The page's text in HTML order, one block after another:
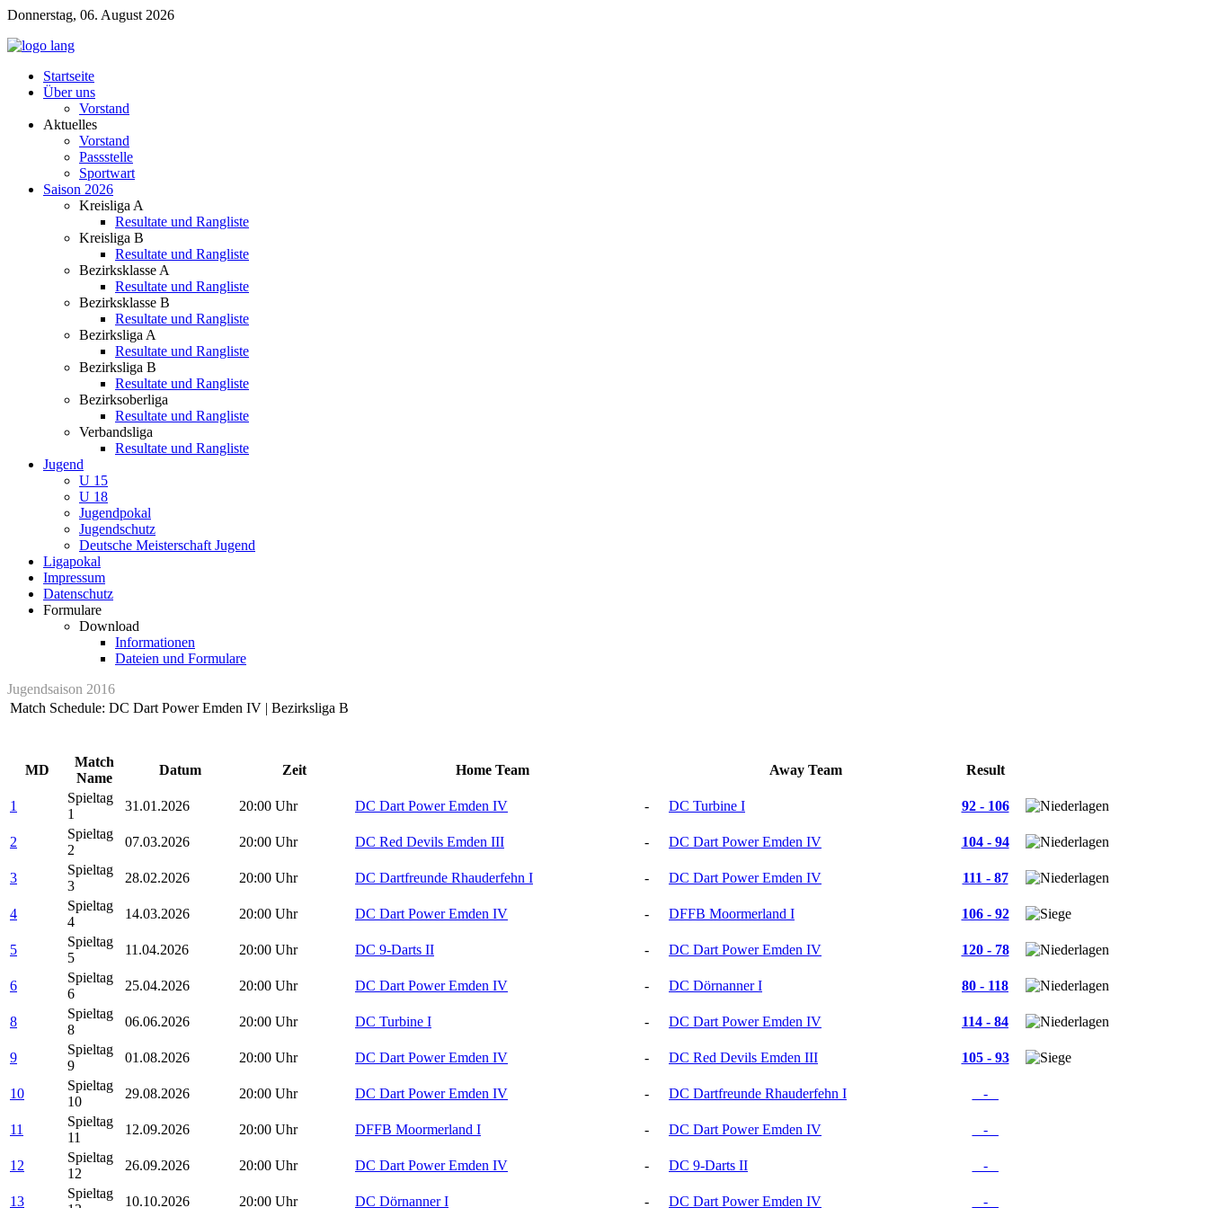
Donnerstag, 06. August 2026
Startseite
Über uns
Vorstand
Aktuelles
Vorstand
Passstelle
Sportwart
Saison 2026
Kreisliga A
Resultate und Rangliste
Kreisliga B
Resultate und Rangliste
Bezirksklasse A
Resultate und Rangliste
Bezirksklasse B
Resultate und Rangliste
Bezirksliga A
Resultate und Rangliste
Bezirksliga B
Resultate und Rangliste
Bezirksoberliga
Resultate und Rangliste
Verbandsliga
Resultate und Rangliste
Jugend
U 15
U 18
Jugendpokal
Jugendschutz
Deutsche Meisterschaft Jugend
Ligapokal
Impressum
Datenschutz
Formulare
Download
Informationen
Dateien und Formulare
Jugendsaison 2016
Match Schedule: DC Dart Power Emden IV | Bezirksliga B
MD
Match
Name
Datum Zeit Home Team Away Team Result
1
Spieltag
1
31.01.2026 20:00 Uhr DC Dart Power Emden IV - DC Turbine I 92 - 106
2
Spieltag
2
07.03.2026 20:00 Uhr DC Red Devils Emden III - DC Dart Power Emden IV 104 - 94
3
Spieltag
3
28.02.2026 20:00 Uhr DC Dartfreunde Rhauderfehn I - DC Dart Power Emden IV 111 - 87
4
Spieltag
4
14.03.2026 20:00 Uhr DC Dart Power Emden IV - DFFB Moormerland I 106 - 92
5
Spieltag
5
11.04.2026 20:00 Uhr DC 9-Darts II - DC Dart Power Emden IV 120 - 78
6
Spieltag
6
25.04.2026 20:00 Uhr DC Dart Power Emden IV - DC Dörnanner I 80 - 118
8
Spieltag
8
06.06.2026 20:00 Uhr DC Turbine I - DC Dart Power Emden IV 114 - 84
9
Spieltag
9
01.08.2026 20:00 Uhr DC Dart Power Emden IV - DC Red Devils Emden III 105 - 93
10
Spieltag
10
29.08.2026 20:00 Uhr DC Dart Power Emden IV - DC Dartfreunde Rhauderfehn I _ - _
11
Spieltag
11
12.09.2026 20:00 Uhr DFFB Moormerland I - DC Dart Power Emden IV _ - _
12
Spieltag
12
26.09.2026 20:00 Uhr DC Dart Power Emden IV - DC 9-Darts II _ - _
13
Spieltag
10.10.2026 20:00 Uhr DC Dörnanner I - DC Dart Power Emden IV _ - _